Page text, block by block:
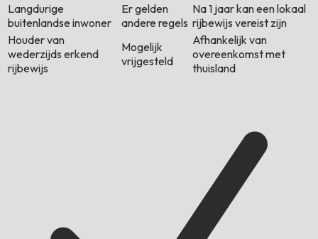
Langdurige
buitenlandse inwoner
Er gelden
andere regels
Na 1 jaar kan een lokaal
rijbewijs vereist zijn
Houder van
wederzijds erkend
rijbewijs
Mogelijk
vrijgesteld
Afhankelijk van
overeenkomst met
thuisland